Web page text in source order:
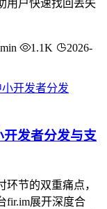
用户快速找回丢失
1.1K
2026-
发者分发与支
节的双重痛点，
fir.im展开深度合